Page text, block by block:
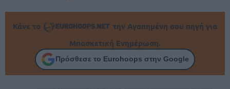
Κάνε το
την Αγαπημένη σου πηγή για
Μπασκετική Ενημέρωση.
Πρόσθεσε το Eurohoops στην Google